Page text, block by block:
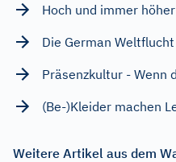
Hoch und immer höher
Die German Weltflucht
Präsenzkultur - Wenn
(Be-)Kleider machen
Weitere Artikel aus dem